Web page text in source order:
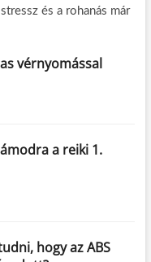
és a rohanás már
vérnyomással
a reiki 1.
hogy az ABS